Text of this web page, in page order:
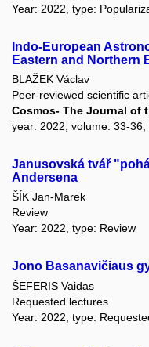
Year: 2022, type:
Indo-European
Eastern and Northern
BLAŽEK Václav
Peer-reviewed scientific
Cosmos- The Journal of
year: 2022, volume: 33-36,
Janusovská tvář
Andersena
ŠÍK Jan-Marek
Review
Year: 2022, type: Review
Jono Basanavičiaus
ŠEFERIS Vaidas
Requested lectures
Year: 2022, type: